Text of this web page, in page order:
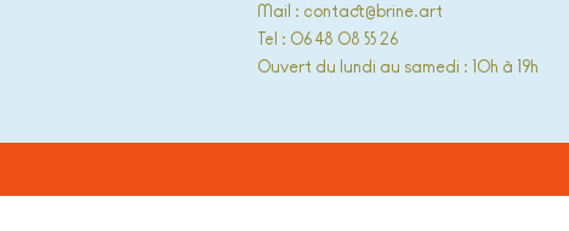
Mail : contact@brine.art
Tel : 06 48 08 55 26
Ouvert du lundi au samedi : 10h à 19h